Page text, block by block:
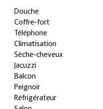
Douche
Coffre-fort
Téléphone
Climatisation
Sèche-cheveux
Jacuzzi
Balcon
Peignoir
Réfrigérateur